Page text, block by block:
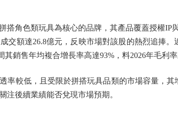
色類玩具為核心的品牌，其產品覆蓋授權IP與
交額達26.8億元，反映市場對該股的熱烈追捧。
銷售年均複合增長率高達93%，料2026年毛利率
較低，且受限於拼搭玩具品類的市場容量，其
注後續業績能否兌現市場預期。